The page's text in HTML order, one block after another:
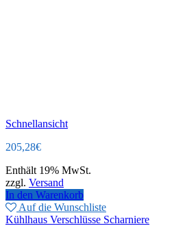
Schnellansicht
205,28€
Enthält 19% MwSt.
zzgl. Versand
In den Warenkorb
Auf die Wunschliste
Kühlhaus Verschlüsse Scharniere